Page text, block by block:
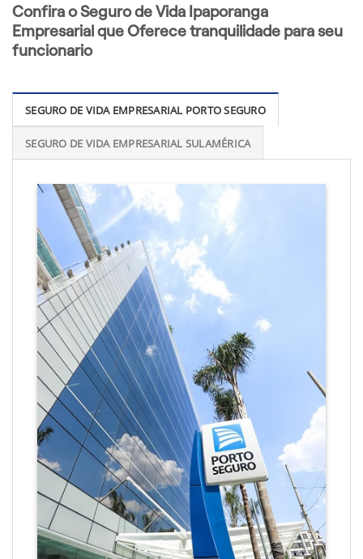
Confira o Seguro de Vida Ipaporanga
Empresarial que Oferece tranquilidade para seu
funcionario
SEGURO DE VIDA EMPRESARIAL PORTO SEGURO
SEGURO DE VIDA EMPRESARIAL SULAMÉRICA